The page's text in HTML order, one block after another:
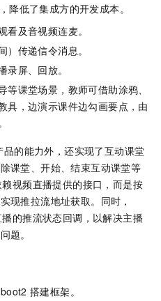
降低了集成方的开发成本。
及音视频连麦。
传递信令消息。
屏、回放。
课堂场景，教师可借助涂鸦、
具，边演示课件边勾画要点，由
品的能力外，还实现了互动课堂
课堂、开始、结束互动课堂等
视频直播提供的接口，而是按
现推拉流地址获取。同时，
的推流状态回调，以解决主播
题。
搭建框架。